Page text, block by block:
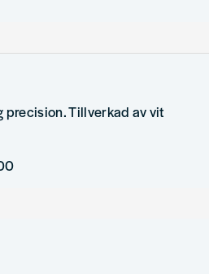
precision. Tillverkad av vit